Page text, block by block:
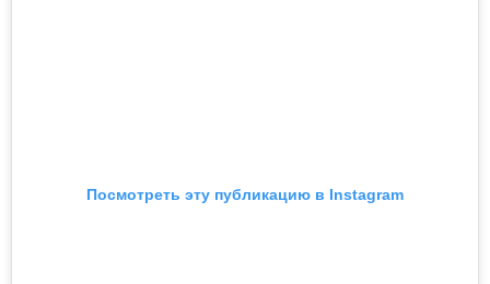
Посмотреть эту публикацию в Instagram